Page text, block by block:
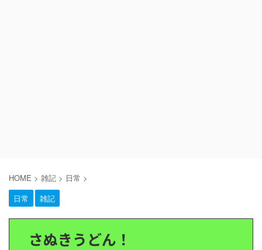
HOME > 雑記 > 日常 >
日常
雑記
さぬきうどん！